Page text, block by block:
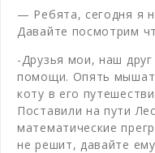
— Ребята, сегодня я
Давайте посмотрим
-Друзья мои, наш
помощи. Опять
коту в его
Поставили на пути
математические
не решит, давайте